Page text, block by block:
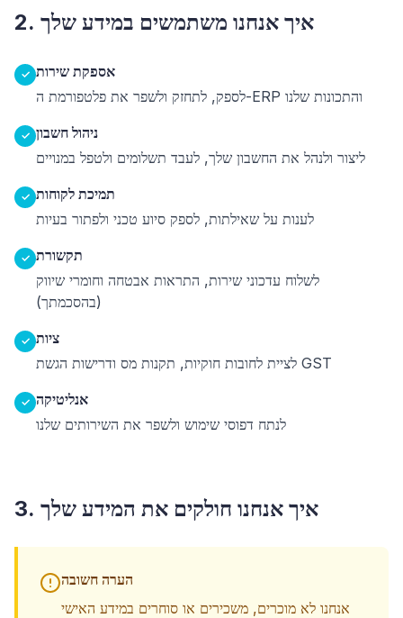
2. איך אנחנו משתמשים במידע שלך
✓ אספקת שירות
לספק, לתחזק ולשפר את פלטפורמת ה-ERP והתכונות שלנו
✓ ניהול חשבון
ליצור ולנהל את החשבון שלך, לעבד תשלומים ולטפל במנויים
✓ תמיכת לקוחות
לענות על שאילתות, לספק סיוע טכני ולפתור בעיות
✓ תקשורת
לשלוח עדכוני שירות, התראות אבטחה וחומרי שיווק
(בהסכמתך)
✓ ציות
לציית לחובות חוקיות, תקנות מס ודרישות הגשת GST
✓ אנליטיקה
לנתח דפוסי שימוש ולשפר את השירותים שלנו
3. איך אנחנו חולקים את המידע שלך
הערה חשובה
אנחנו לא מוכרים, משכירים או סוחרים במידע האישי